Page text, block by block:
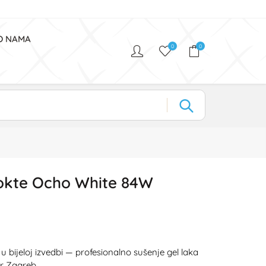
NAMA
0 0
Ocho White 84W
bijeloj izvedbi — profesionalno sušenje gel laka